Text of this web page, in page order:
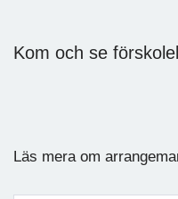
Kom och se
Läs mera om